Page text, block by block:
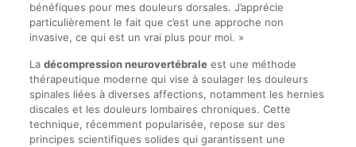
bénéfiques pour mes douleurs dorsales. J’apprécie
particulièrement le fait que c’est une approche non
invasive, ce qui est un vrai plus pour moi. »
La décompression neurovertébraleest une méthode
thérapeutique moderne qui vise à soulager les douleurs
spinales liées à diverses affections, notamment les hernies
discales et les douleurs lombaires chroniques. Cette
technique, récemment popularisée, repose sur des
principes scientifiques solides qui garantissent une